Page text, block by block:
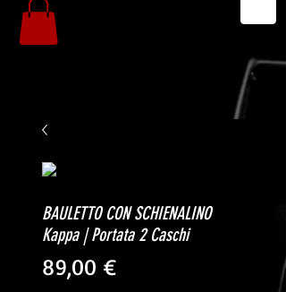
BAULETTO CON SCHIENALINO
Kappa | Portata 2 Caschi
89,00 €Prezzo